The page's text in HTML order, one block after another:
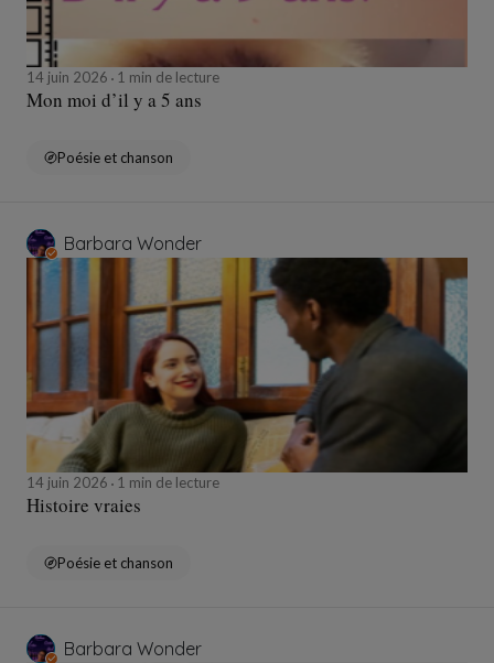
14 juin 2026 1 min de lecture
Mon moi d’il y a 5 ans
Poésie et chanson
Barbara Wonder
14 juin 2026 1 min de lecture
Histoire vraies
Poésie et chanson
Barbara Wonder